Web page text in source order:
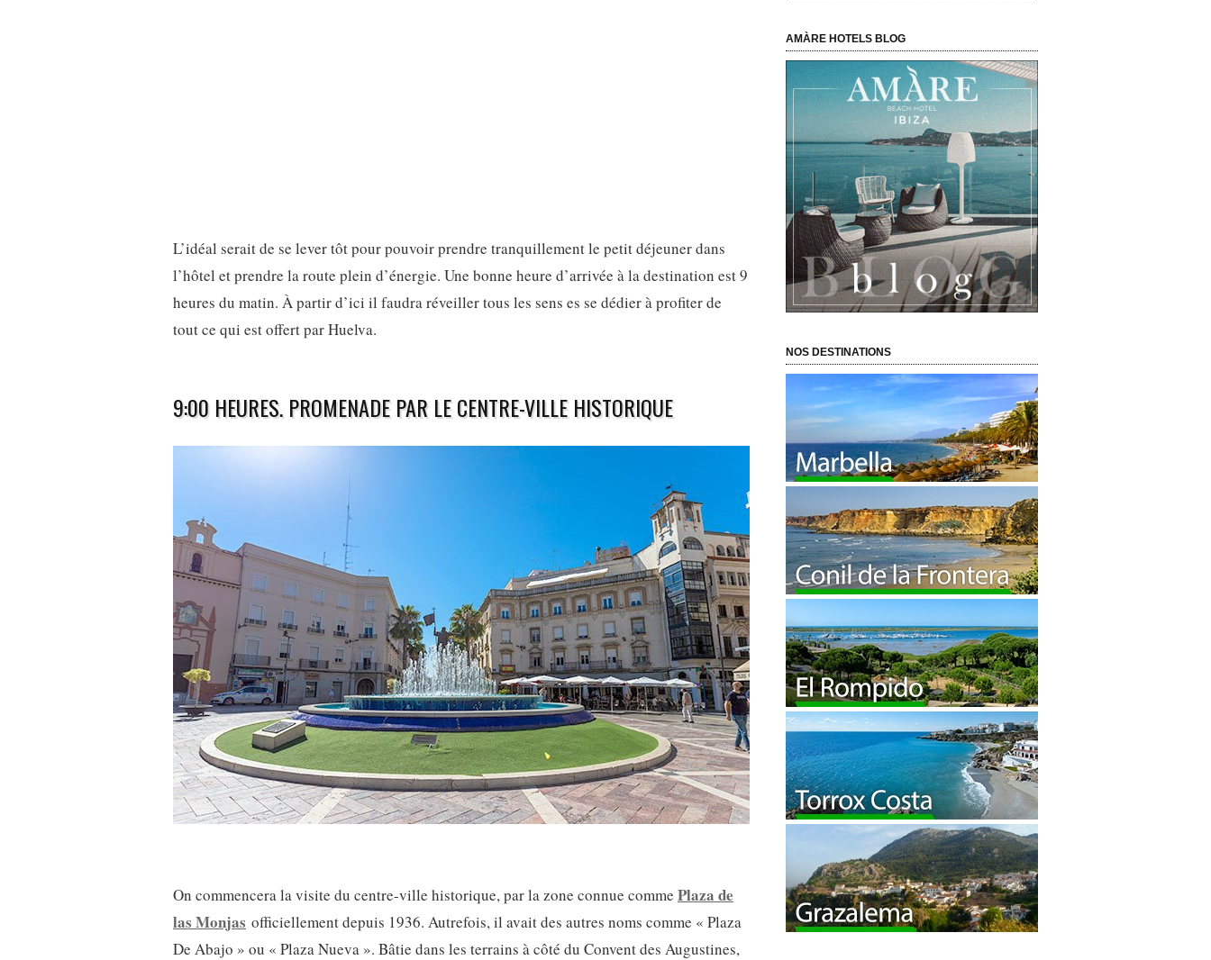
L’idéal serait de se lever tôt pour pouvoir prendre tranquillement le petit déjeuner dans
l’hôtel et prendre la route plein d’énergie. Une bonne heure d’arrivée à la destination est 9
heures du matin. À partir d’ici il faudra réveiller tous les sens es se dédier à profiter de
tout ce qui est offert par Huelva.
9:00 HEURES. PROMENADE PAR LE CENTRE-VILLE HISTORIQUE
On commencera la visite du centre-ville historique, par la zone connue comme Plaza de
las Monjas officiellement depuis 1936. Autrefois, il avait des autres noms comme « Plaza
De Abajo » ou « Plaza Nueva ». Bâtie dans les terrains à côté du Convent des Augustines,
AMÀRE HOTELS BLOG
NOS DESTINATIONS